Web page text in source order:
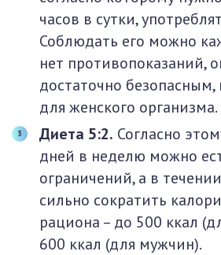
часов в сутки,
Соблюдать его можно
нет противопоказаний,
достаточно
для женского организма.
Диета 5:2. Согласно
дней в неделю можно
ограничений, а в
сильно сократить
рациона – до 500 ккал
600 ккал (для мужчин).